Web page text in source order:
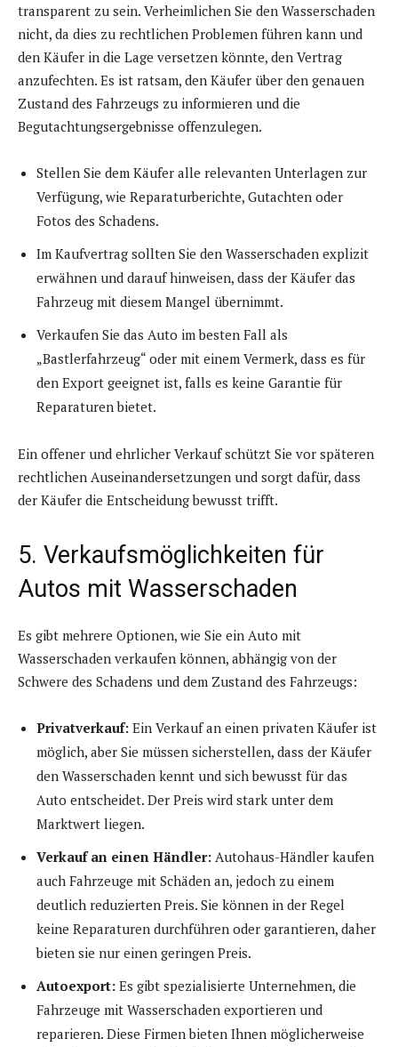
transparent zu sein. Verheimlichen Sie den Wasserschaden
nicht, da dies zu rechtlichen Problemen führen kann und
den Käufer in die Lage versetzen könnte, den Vertrag
anzufechten. Es ist ratsam, den Käufer über den genauen
Zustand des Fahrzeugs zu informieren und die
Begutachtungsergebnisse offenzulegen.
Stellen Sie dem Käufer alle relevanten Unterlagen zur
Verfügung, wie Reparaturberichte, Gutachten oder
Fotos des Schadens.
Im Kaufvertrag sollten Sie den Wasserschaden explizit
erwähnen und darauf hinweisen, dass der Käufer das
Fahrzeug mit diesem Mangel übernimmt.
Verkaufen Sie das Auto im besten Fall als
„Bastlerfahrzeug“ oder mit einem Vermerk, dass es für
den Export geeignet ist, falls es keine Garantie für
Reparaturen bietet.
Ein offener und ehrlicher Verkauf schützt Sie vor späteren
rechtlichen Auseinandersetzungen und sorgt dafür, dass
der Käufer die Entscheidung bewusst trifft.
5. Verkaufsmöglichkeiten für
Autos mit Wasserschaden
Es gibt mehrere Optionen, wie Sie ein Auto mit
Wasserschaden verkaufen können, abhängig von der
Schwere des Schadens und dem Zustand des Fahrzeugs:
Privatverkauf: Ein Verkauf an einen privaten Käufer ist
möglich, aber Sie müssen sicherstellen, dass der Käufer
den Wasserschaden kennt und sich bewusst für das
Auto entscheidet. Der Preis wird stark unter dem
Marktwert liegen.
Verkauf an einen Händler: Autohaus-Händler kaufen
auch Fahrzeuge mit Schäden an, jedoch zu einem
deutlich reduzierten Preis. Sie können in der Regel
keine Reparaturen durchführen oder garantieren, daher
bieten sie nur einen geringen Preis.
Autoexport: Es gibt spezialisierte Unternehmen, die
Fahrzeuge mit Wasserschaden exportieren und
reparieren. Diese Firmen bieten Ihnen möglicherweise